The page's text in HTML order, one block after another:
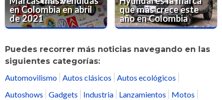
en Colombia en abril
de 2021
que más crece este
año en Colombia
Puedes recorrer más noticias navegando en las
siguientes categorías:
Automovilismo Autos clásicos
Autos ecológicos
Autoshows
Gadgets Industria Lanzamientos
Motos